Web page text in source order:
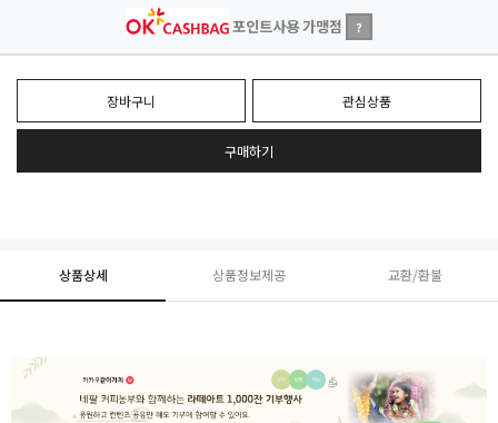
포인트사용 가맹점 ?
장바구니 관심상품
구매하기
상품상세 상품정보제공 교환/환불